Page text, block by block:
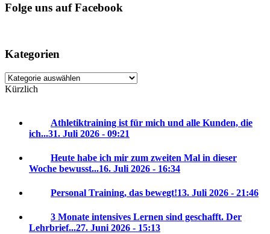
Folge uns auf Facebook
Kategorien
Kategorien
Kürzlich
Athletiktraining ist für mich und alle Kunden, die
ich...31. Juli 2026 - 09:21
Heute habe ich mir zum zweiten Mal in dieser
Woche bewusst...16. Juli 2026 - 16:34
Personal Training, das bewegt!13. Juli 2026 - 21:46
3 Monate intensives Lernen sind geschafft. Der
Lehrbrief...27. Juni 2026 - 15:13